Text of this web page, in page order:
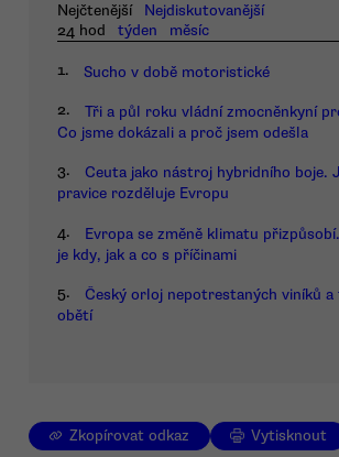
Nejčtenější
Nejdiskutovanější
24 hod
týden měsíc
1. Sucho v době motoristické
2.
Tři a půl roku vládní zmocněnkyní
Co jsme dokázali a proč jsem odešla
3.
Ceuta jako nástroj hybridního boje.
pravice rozděluje Evropu
4.
Evropa se změně klimatu
je kdy, jak a co s příčinami
5.
Český orloj nepotrestaných viníků
obětí
Zkopírovat odkaz Vytisknout